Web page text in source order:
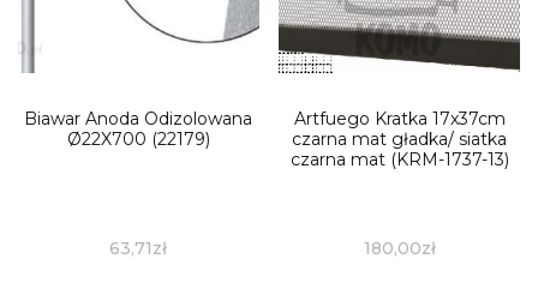
Biawar Anoda Odizolowana
Ø22X700 (22179)
63,71zł
Artfuego Kratka 17x37cm
czarna mat gładka/ siatka
czarna mat (KRM-1737-13)
180,00zł